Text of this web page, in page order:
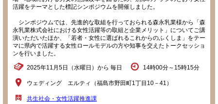
活躍をテーマとした標記シンポジウムを開催しました。
シンポジウムでは、先進的な取組を行っておられる森永乳業様から「森
永乳業株式会社における女性活躍等の取組と企業メリット」についてご講
演いただいたほか、「若者・女性に選ばれるこれからのふくしま」をテー
マに県内で活躍する女性ロールモデルの方や知事を交えたトークセッショ
ンを行いました。
2025年11月5日（水曜日）から 毎日 14時00分～15時15分
ウェディング エルティ（福島市野田町1丁目10－41）
共生社会・女性活躍推進課